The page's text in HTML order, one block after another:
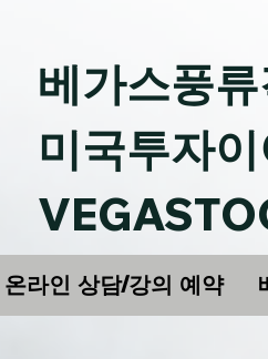
베가스풍류
미국투자
온라인 상담/강의 예약